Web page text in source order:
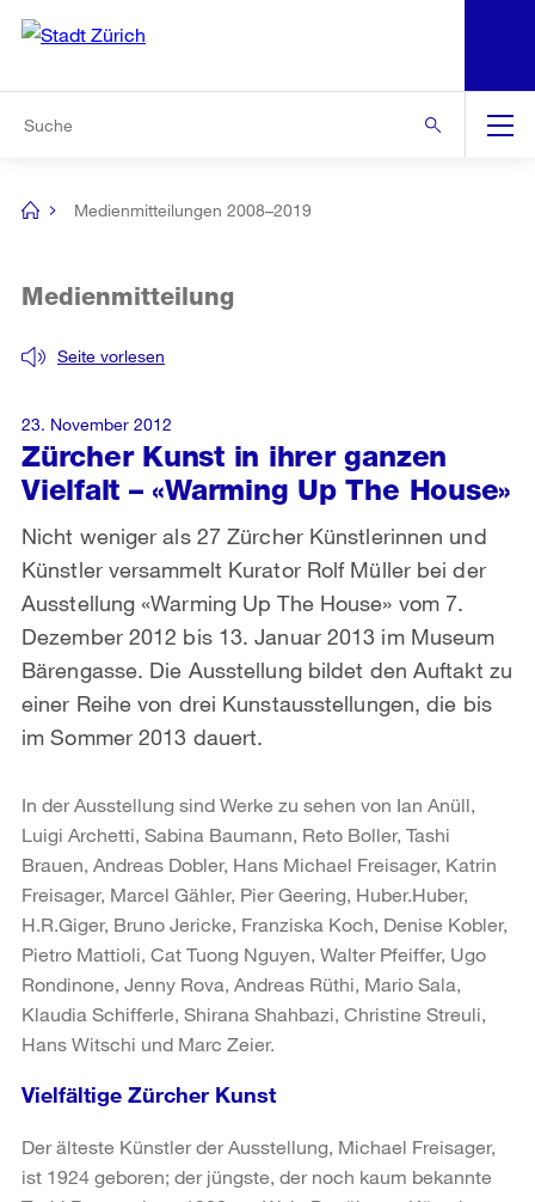
Navigation
[no
Medienmitteilungen 2008–2019
Zürcher Kunst in ihrer ganzen
Vielfalt – «Warming Up The House»
Seite vorlesen
Medienmitteilung
Nicht weniger als 27 Zürcher Künstlerinnen und
Künstler versammelt Kurator Rolf Müller bei der
Ausstellung «Warming Up The House» vom 7.
Dezember 2012 bis 13. Januar 2013 im Museum
Bärengasse. Die Ausstellung bildet den Auftakt zu
einer Reihe von drei Kunstausstellungen, die bis
im Sommer 2013 dauert.
23. November 2012
In der Ausstellung sind Werke zu sehen von Ian Anüll,
Luigi Archetti, Sabina Baumann, Reto Boller, Tashi
Brauen, Andreas Dobler, Hans Michael Freisager, Katrin
Freisager, Marcel Gähler, Pier Geering, Huber.Huber,
H.R.Giger, Bruno Jericke, Franziska Koch, Denise Kobler,
Pietro Mattioli, Cat Tuong Nguyen, Walter Pfeiffer, Ugo
Rondinone, Jenny Rova, Andreas Rüthi, Mario Sala,
Klaudia Schifferle, Shirana Shahbazi, Christine Streuli,
Hans Witschi und Marc Zeier.
Vielfältige Zürcher Kunst
Der älteste Künstler der Ausstellung, Michael Freisager,
ist 1924 geboren; der jüngste, der noch kaum bekannte